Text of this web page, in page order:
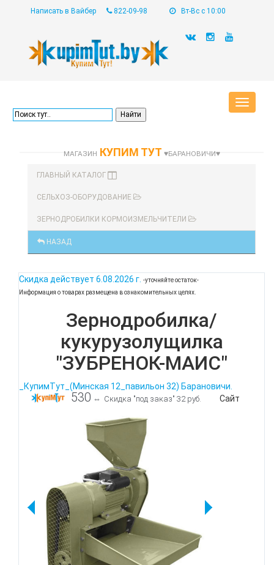
Написать в Вайбер 822-09-98 Вт-Вс с 10:00
Toggle
МАГАЗИН КУПИМ ТУТ ♥БАРАНОВИЧИ♥
ГЛАВНЫЙ КАТАЛОГ
СЕЛЬХОЗ-ОБОРУДОВАНИЕ
ЗЕРНОДРОБИЛКИ КОРМОИЗМЕЛЬЧИТЕЛИ
НАЗАД
Скидка действует 6.08.2026 г. -уточняйте остаток-
Информация о товарах размещена в ознакомительных целях.
Зернодробилка/
кукурузолущилка
"ЗУБРЕНОК-МАИС"
_КупимТут_(Минская 12_павильон 32) Барановичи.
530 ⇔ Скидка "под заказ" 32 руб. Сайт